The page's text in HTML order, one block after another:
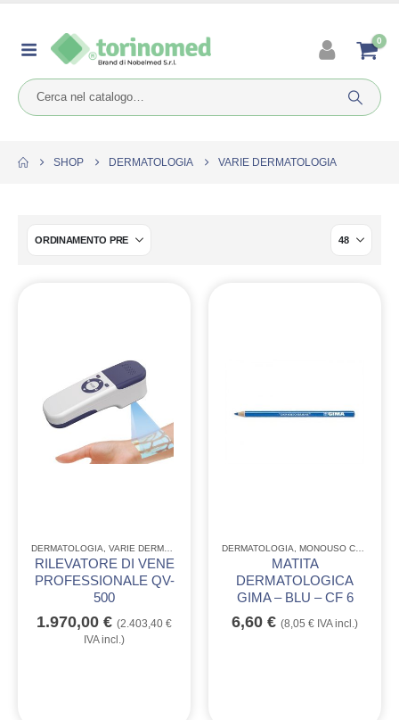
0
SHOP DERMATOLOGIA VARIE DERMATOLOGIA
DERMATOLOGIA, VARIE DERMATOLOGIA
RILEVATORE DI VENE
PROFESSIONALE QV-
500
1.970,00 € (2.403,40 €
IVA incl.)
DERMATOLOGIA, MONOUSO CONSUMABILE
MATITA
DERMATOLOGICA
GIMA – BLU – CF 6
6,60 € (8,05 € IVA incl.)